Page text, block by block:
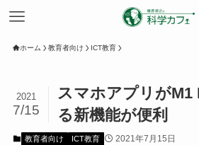
ホーム 教育者向け ICT教育
スマホアプリがM1
る新機能が便利
2021
7/15
教育者向け ICT教育 2021年7月15日